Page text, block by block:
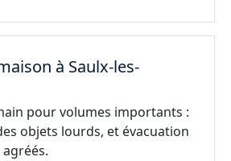
à Saulx-les-
pour volumes importants :
objets lourds, et évacuation